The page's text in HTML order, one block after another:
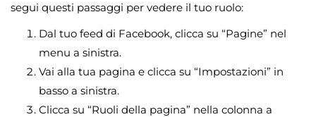
segui questi passaggi per vedere il tuo ruolo:
Dal tuo feed di Facebook, clicca su “Pagine” nel
menu a sinistra.
Vai alla tua pagina e clicca su “Impostazioni” in
basso a sinistra.
Clicca su “Ruoli della pagina” nella colonna a